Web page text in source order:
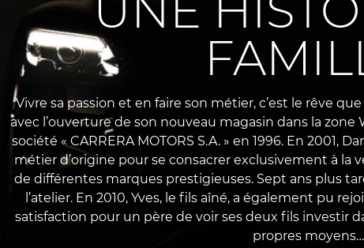
Vivre sa passion et en faire son métier, c’est le rêve
avec l’ouverture de son nouveau magasin dans la zone
société « CARRERA MOTORS S.A. » en 1996. En 2001,
métier d’origine pour se consacrer exclusivement à la
de différentes marques prestigieuses. Sept ans plus
l’atelier. En 2010, Yves, le fils aîné, a également pu
satisfaction pour un père de voir ses deux fils investir
propres moyens…